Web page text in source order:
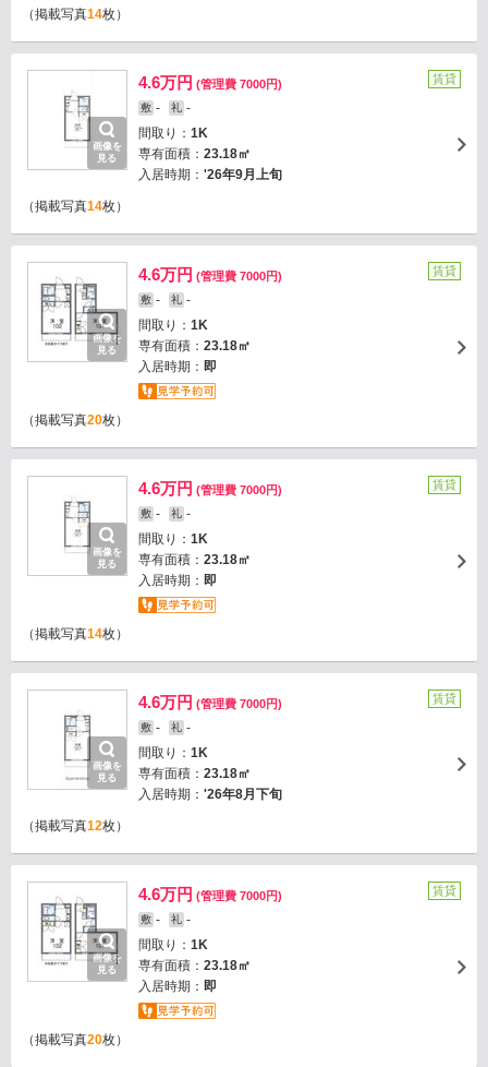
（掲載写真14枚）
画像を
見る
4.6万円 (管理費 7000円)
敷 - 礼 -
間取り： 1K
専有面積： 23.18㎡
入居時期： '26年9月上旬
賃貸
（掲載写真14枚）
画像を
見る
4.6万円 (管理費 7000円)
敷 - 礼 -
間取り： 1K
専有面積： 23.18㎡
入居時期： 即
賃貸
（掲載写真20枚）
画像を
見る
4.6万円 (管理費 7000円)
敷 - 礼 -
間取り： 1K
専有面積： 23.18㎡
入居時期： 即
賃貸
（掲載写真14枚）
画像を
見る
4.6万円 (管理費 7000円)
敷 - 礼 -
間取り： 1K
専有面積： 23.18㎡
入居時期： '26年8月下旬
賃貸
（掲載写真12枚）
画像を
見る
4.6万円 (管理費 7000円)
敷 - 礼 -
間取り： 1K
専有面積： 23.18㎡
入居時期： 即
賃貸
（掲載写真20枚）